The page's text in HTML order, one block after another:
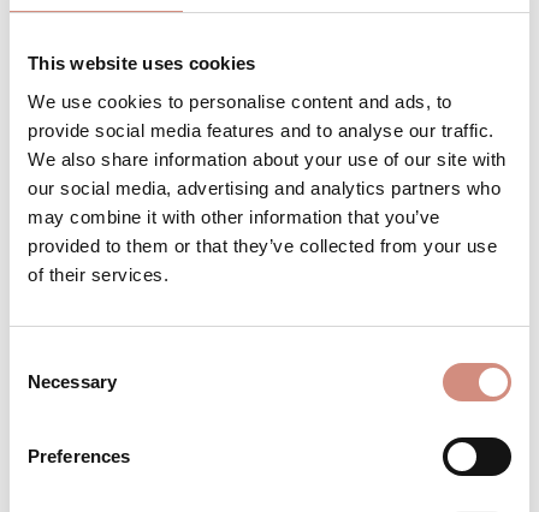
This website uses cookies
We use cookies to personalise content and ads, to
provide social media features and to analyse our traffic.
We also share information about your use of our site with
our social media, advertising and analytics partners who
may combine it with other information that you’ve
provided to them or that they’ve collected from your use
of their services.
Selection
Necessary
Preferences
Produkt Anzahl: Gib den
Stk IN DEN WARENKORB
Produktnummer:PV-m-sw
mamalila Stockholm ist ein echter Game-
Changer: eine wattierte, ärmellose